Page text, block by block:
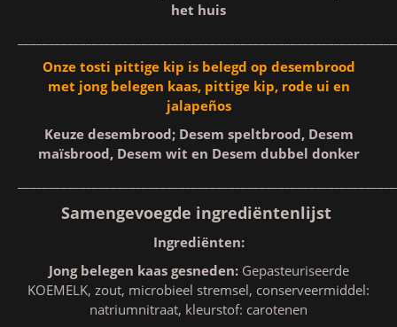
het huis
Onze tosti pittige kip is belegd op desembrood
met jong belegen kaas, pittige kip, rode ui en
jalapeños
Keuze desembrood; Desem speltbrood, Desem
maïsbrood, Desem wit en Desem dubbel donker
Samengevoegde ingrediëntenlijst
Ingrediënten:
Jong belegen kaas gesneden:Gepasteuriseerde
KOEMELK, zout, microbieel stremsel, conserveermiddel:
natriumnitraat, kleurstof: carotenen